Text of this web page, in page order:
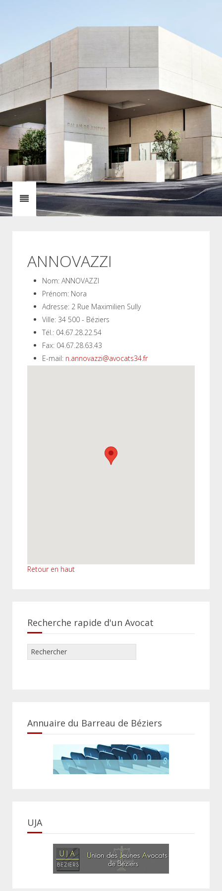
ANNOVAZZI
Nom: ANNOVAZZI
Prénom: Nora
Adresse: 2 Rue Maximilien Sully
Ville: 34 500 - Béziers
Tél.: 04.67.28.22.54
Fax: 04.67.28.63.43
E-mail: n.annovazzi@avocats34.fr
Retour en haut
Recherche rapide d'un Avocat
Annuaire du Barreau de Béziers
UJA